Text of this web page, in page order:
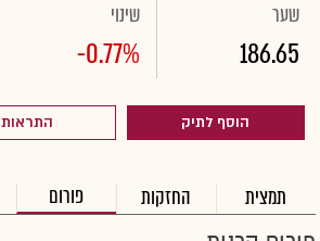
שער
186.65
שינוי
-0.77%
הוסף לתיק התראות
תמצית החזקות פורום